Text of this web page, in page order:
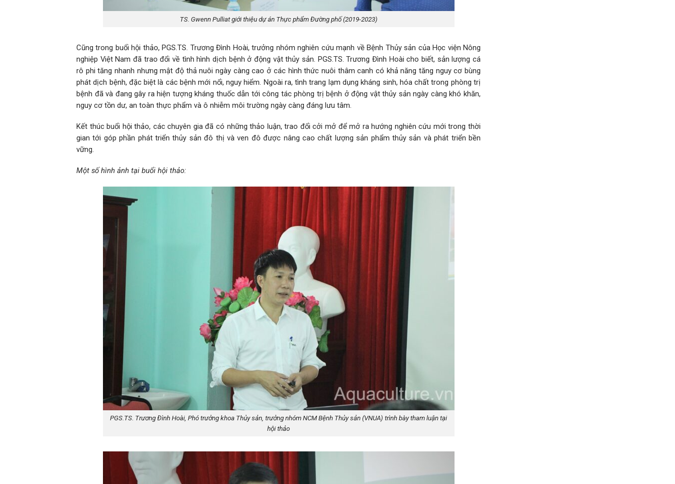
TS. Gwenn Pulliat giới thiệu dự án Thực phẩm Đường phố (2019-2023)
Cũng trong buổi hội thảo, PGS.TS. Trương Đình Hoài, trưởng nhóm nghiên cứu mạnh về Bệnh Thủy sản của Học viện Nông
nghiệp Việt Nam đã trao đổi về tình hình dịch bệnh ở động vật thủy sản. PGS.TS. Trương Đình Hoài cho biết, sản lượng cá
rô phi tăng nhanh nhưng mật độ thả nuôi ngày càng cao ở các hình thức nuôi thâm canh có khả năng tăng nguy cơ bùng
phát dịch bệnh, đặc biệt là các bệnh mới nổi, nguy hiểm. Ngoài ra, tình trang lạm dụng kháng sinh, hóa chất trong phòng trị
bệnh đã và đang gây ra hiện tượng kháng thuốc dẫn tới công tác phòng trị bệnh ở động vật thủy sản ngày càng khó khăn,
nguy cơ tồn dư, an toàn thực phẩm và ô nhiễm môi trường ngày càng đáng lưu tâm.
Kết thúc buổi hội thảo, các chuyên gia đã có những thảo luận, trao đổi cởi mở để mở ra hướng nghiên cứu mới trong thời
gian tới góp phần phát triển thủy sản đô thị và ven đô được nâng cao chất lượng sản phẩm thủy sản và phát triển bền
vững.
Một số hình ảnh tại buổi hội thảo:
PGS.TS. Trương Đình Hoài, Phó trưởng khoa Thủy sản, trưởng nhóm NCM Bệnh Thủy sản (VNUA) trình bày tham luận tại
hội thảo